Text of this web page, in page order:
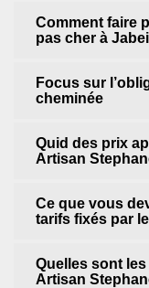
Comment faire
pas cher à
Focus sur
cheminée
Quid des prix
Artisan
Ce que vous
tarifs fixés par
Quelles sont
Artisan